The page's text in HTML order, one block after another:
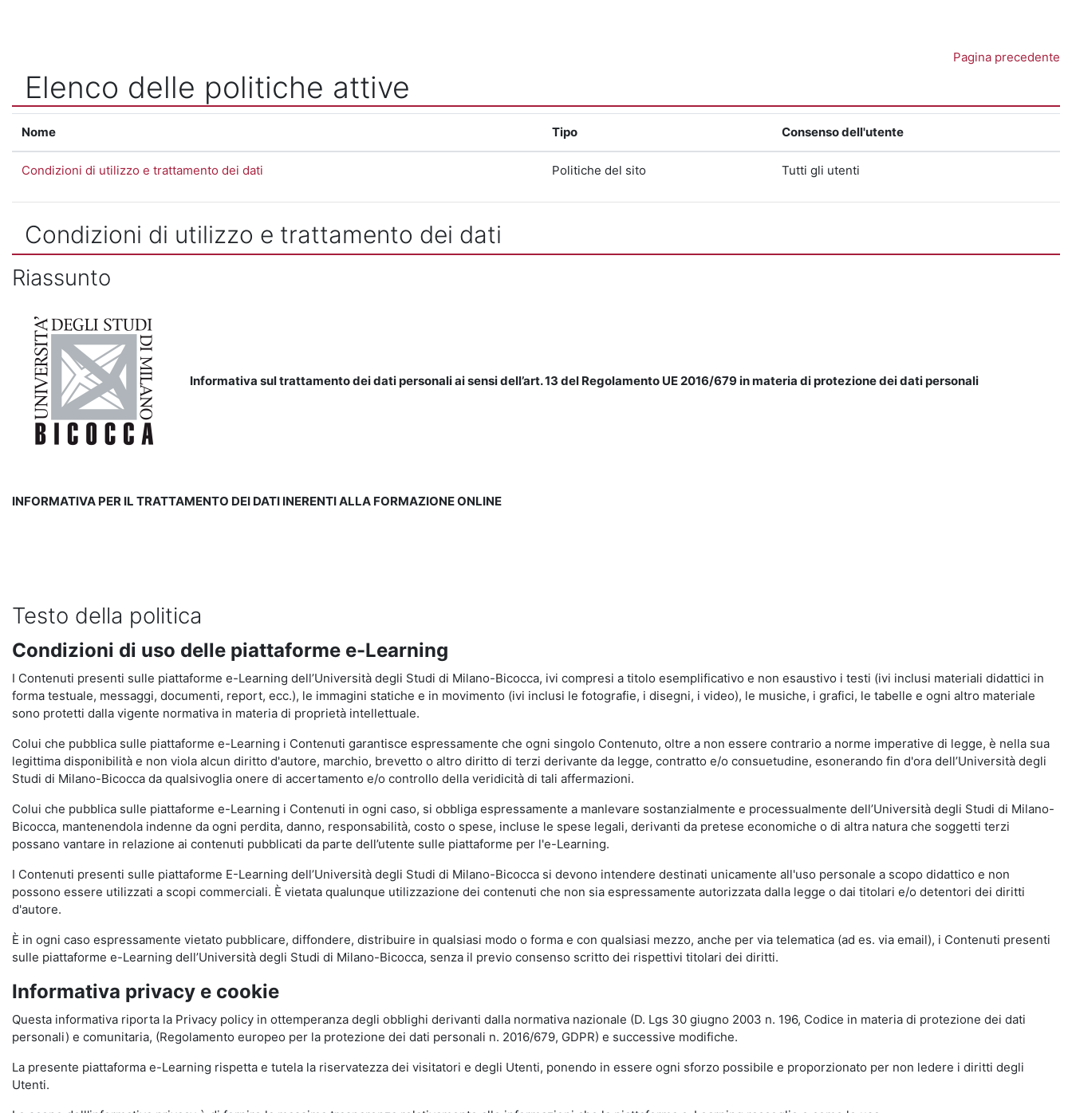
Pagina precedente
Elenco delle politiche attive
Nome Tipo Consenso dell'utente
Condizioni di utilizzo e trattamento dei dati Politiche del sito Tutti gli utenti
Condizioni di utilizzo e trattamento dei dati
Riassunto
Informativa sul trattamento dei dati personali ai sensi dell’art. 13 del Regolamento UE 2016/679 in materia di protezione dei dati personali
INFORMATIVA PER IL TRATTAMENTO DEI DATI INERENTI ALLA FORMAZIONE ONLINE
Testo della politica
Condizioni di uso delle piattaforme e-Learning
I Contenuti presenti sulle piattaforme e-Learning dell’Università degli Studi di Milano-Bicocca, ivi compresi a titolo esemplificativo e non esaustivo i testi (ivi inclusi materiali didattici in
forma testuale, messaggi, documenti, report, ecc.), le immagini statiche e in movimento (ivi inclusi le fotografie, i disegni, i video), le musiche, i grafici, le tabelle e ogni altro materiale
sono protetti dalla vigente normativa in materia di proprietà intellettuale.
Colui che pubblica sulle piattaforme e-Learning i Contenuti garantisce espressamente che ogni singolo Contenuto, oltre a non essere contrario a norme imperative di legge, è nella sua
legittima disponibilità e non viola alcun diritto d'autore, marchio, brevetto o altro diritto di terzi derivante da legge, contratto e/o consuetudine, esonerando fin d'ora dell’Università degli
Studi di Milano-Bicocca da qualsivoglia onere di accertamento e/o controllo della veridicità di tali affermazioni.
Colui che pubblica sulle piattaforme e-Learning i Contenuti in ogni caso, si obbliga espressamente a manlevare sostanzialmente e processualmente dell’Università degli Studi di Milano-
Bicocca, mantenendola indenne da ogni perdita, danno, responsabilità, costo o spese, incluse le spese legali, derivanti da pretese economiche o di altra natura che soggetti terzi
possano vantare in relazione ai contenuti pubblicati da parte dell’utente sulle piattaforme per l'e-Learning.
I Contenuti presenti sulle piattaforme E-Learning dell’Università degli Studi di Milano-Bicocca si devono intendere destinati unicamente all'uso personale a scopo didattico e non
possono essere utilizzati a scopi commerciali. È vietata qualunque utilizzazione dei contenuti che non sia espressamente autorizzata dalla legge o dai titolari e/o detentori dei diritti
d'autore.
È in ogni caso espressamente vietato pubblicare, diffondere, distribuire in qualsiasi modo o forma e con qualsiasi mezzo, anche per via telematica (ad es. via email), i Contenuti presenti
sulle piattaforme e-Learning dell’Università degli Studi di Milano-Bicocca, senza il previo consenso scritto dei rispettivi titolari dei diritti.
Informativa privacy e cookie
Questa informativa riporta la Privacy policy in ottemperanza degli obblighi derivanti dalla normativa nazionale (D. Lgs 30 giugno 2003 n. 196, Codice in materia di protezione dei dati
personali) e comunitaria, (Regolamento europeo per la protezione dei dati personali n. 2016/679, GDPR) e successive modifiche.
La presente piattaforma e-Learning rispetta e tutela la riservatezza dei visitatori e degli Utenti, ponendo in essere ogni sforzo possibile e proporzionato per non ledere i diritti degli
Utenti.